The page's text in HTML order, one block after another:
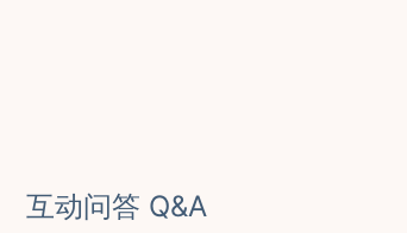
互动问答 Q&A